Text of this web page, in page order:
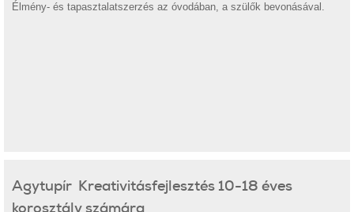
Élmény- és tapasztalatszerzés az óvodában, a szülők bevonásával.
Agytupír  Kreativitásfejlesztés 10-18 éves